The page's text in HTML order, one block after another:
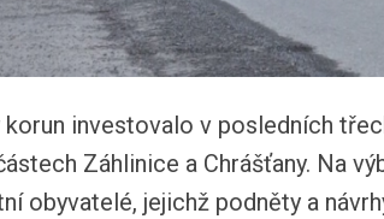
investovalo v posledních
Záhlinice a Chrášťany. Na
obyvatelé, jejichž podněty a